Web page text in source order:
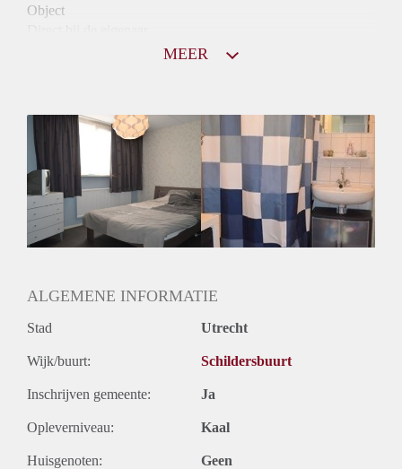
Object
Huurtoeslag
Niet mogelijk
Inkomen eis
N.V.T.
Huurtermijn
Onbepaalde termijn
Oplevering
MEER
ALGEMENE INFORMATIE
Stad Utrecht
Wijk/buurt: Schildersbuurt
Inschrijven gemeente: Ja
Opleverniveau: Kaal
Huisgenoten: Geen